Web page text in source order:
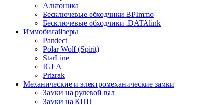
Альтоника
Бесключевые обходчики BPImmo
Бесключевые обходчики iDATAlink
Иммобилайзеры
Pandect
Polar Wolf (Spirit)
StarLine
IGLA
Prizrak
Механические и электромеханические замки
Замки на рулевой вал
Замки на КПП